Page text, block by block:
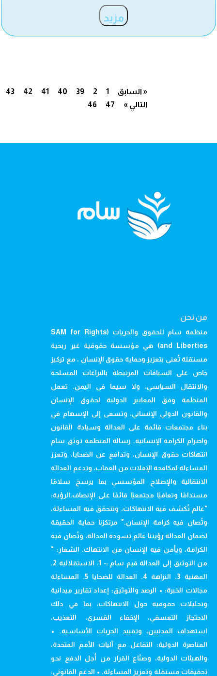
مزيد
« السابق 1
2
39
40
41
42
43
46
47 التالي »
من نحن
منظمة سام للحقوق والحريات (SAM for Rights
and Liberties) هي مؤسسة حقوقية غير ربحية
مستقلة تُعنى بتعزيز وحماية حقوق الإنسان ، مع تركيز
خاص على السياقات المرتبطة بالنزاعات المسلحة
والانتقال السياسي، ولا سيما في اليمن. تعمل
المنظمة وفق المعايير الدولية لحقوق الإنسان
والقانون الدولي الإنساني، وتسعى إلى الإسهام في
بناء مجتمعات قائمة على العدالة وسيادة القانون
واحترام الكرامة الإنسانية. رسالة المنظمة توثق سام
انتهاكات حقوق الإنسان، وتدافع عن الضحايا، وتعزز
المساءلة لمكافحة الإفلات من العقاب، وتدعم العدالة
الانتقالية والإصلاح المؤسسي بما يرسخ سلامًا
مستدامًا وتعافيًا مجتمعيًا قائمًا على الإنصاف.الرؤية:
"عالم تُكشف فيه الانتهاكات، وتتحقق فيه المساءلة،
وتُصان فيه كرامة الإنسان." مرتكزنا حماية الحقيقة
لضمان العدالة رؤيتنا عالم تسوده العدالة، وتُصان فيه
الكرامة، ويأمن فيه الإنسان من الانتهاك. الشعار: "
من التوثيق إلى العدالة قيم سام :- 1. الاستقلالية 2.
المهنية 3. النزاهة 4. العدالة للضحايا 5. المساءلة
مجالات الخبرة: • الرصد والتوثيق: إعداد تقارير ميدانية
وتحليلات حقوقية حول الانتهاكات، بما في ذلك
الاحتجاز التعسفي، الإخفاء القسري، التعذيب،
استهداف المدنيين، وتقييد الحريات الأساسية. •
المناصرة الدولية: التفاعل مع آليات الأمم المتحدة،
والهيئات الدولية، وصنّاع القرار من أجل الدفع نحو
تحقيقات مستقلة وتعزيز المساءلة. • الدعم القانوني: